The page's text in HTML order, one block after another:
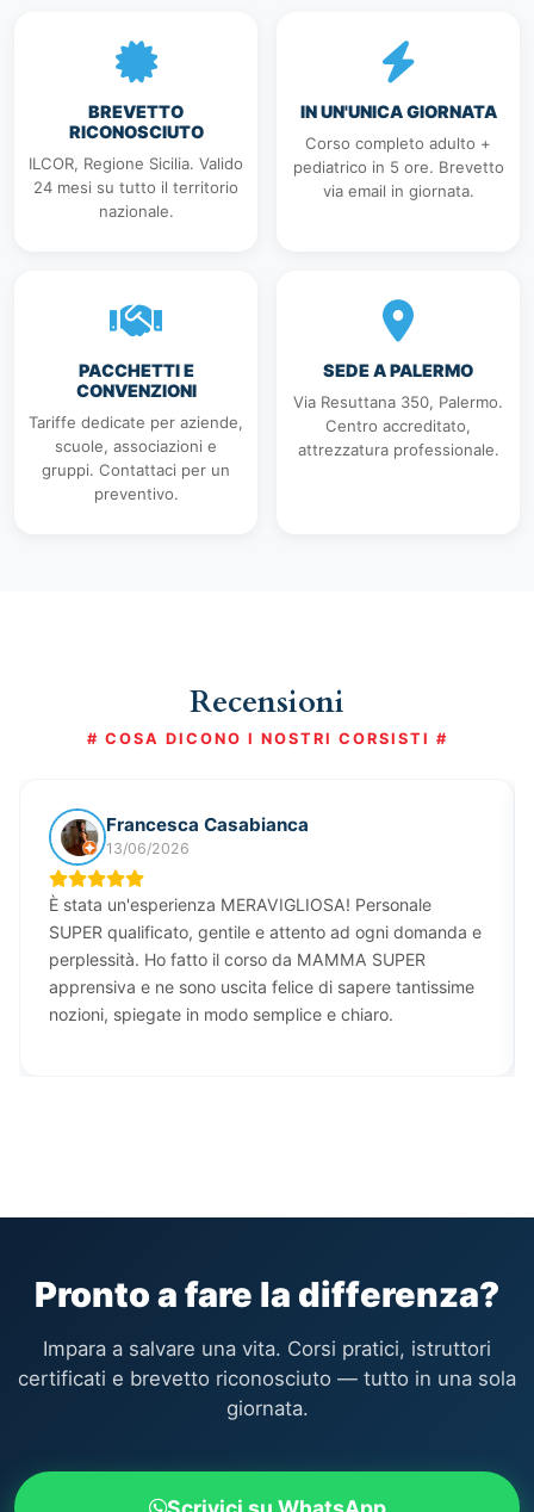
BREVETTO
RICONOSCIUTO
ILCOR, Regione Sicilia. Valido
24 mesi su tutto il territorio
nazionale.
IN UN'UNICA GIORNATA
Corso completo adulto +
pediatrico in 5 ore. Brevetto
via email in giornata.
PACCHETTI E
CONVENZIONI
Tariffe dedicate per aziende,
scuole, associazioni e
gruppi. Contattaci per un
preventivo.
SEDE A PALERMO
Via Resuttana 350, Palermo.
Centro accreditato,
attrezzatura professionale.
Recensioni
# COSA DICONO I NOSTRI CORSISTI #
Francesca Casabianca
13/06/2026
È stata un'esperienza MERAVIGLIOSA! Personale
SUPER qualificato, gentile e attento ad ogni domanda e
perplessità. Ho fatto il corso da MAMMA SUPER
apprensiva e ne sono uscita felice di sapere tantissime
nozioni, spiegate in modo semplice e chiaro.
Pronto a fare la differenza?
Impara a salvare una vita. Corsi pratici, istruttori
certificati e brevetto riconosciuto — tutto in una sola
giornata.